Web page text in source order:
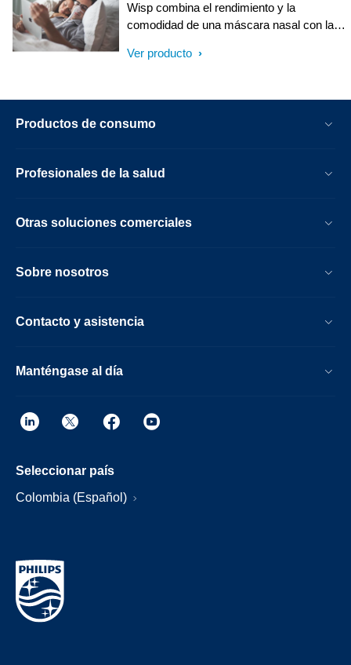
Wisp combina el rendimiento y la
comodidad de una máscara nasal con la
almohadas. Con su diseño mínimamente
Ver producto
Productos de consumo
Profesionales de la salud
Otras soluciones comerciales
Sobre nosotros
Contacto y asistencia
Manténgase al día
Seleccionar país
Colombia (Español)